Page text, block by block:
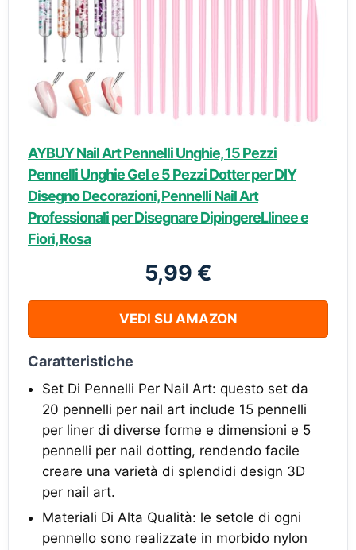
AYBUY Nail Art Pennelli Unghie, 15 Pezzi
Pennelli Unghie Gel e 5 Pezzi Dotter per DIY
Disegno Decorazioni, Pennelli Nail Art
Professionali per Disegnare DipingereLlinee e
Fiori, Rosa
5,99 €
VEDI SU AMAZON
Caratteristiche
Set Di Pennelli Per Nail Art: questo set da
20 pennelli per nail art include 15 pennelli
per liner di diverse forme e dimensioni e 5
pennelli per nail dotting, rendendo facile
creare una varietà di splendidi design 3D
per nail art.
Materiali Di Alta Qualità: le setole di ogni
pennello sono realizzate in morbido nylon